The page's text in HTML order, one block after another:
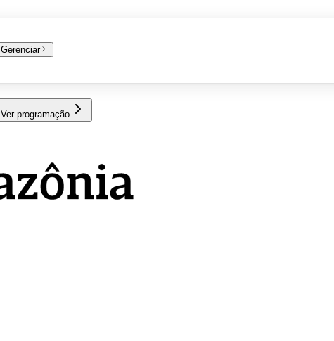
Gerenciar
Ver programação